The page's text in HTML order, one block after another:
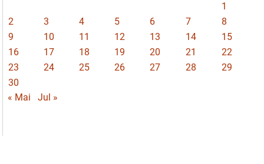
1
2
3 4 5 6 7
8
9
10 11 12 13 14
15
16
17 18 19 20 21
22
23
24 25 26 27 28
29
30
« Mai
Jul »